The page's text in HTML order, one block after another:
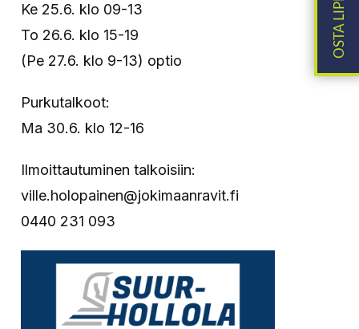
Ke 25.6. klo 09-13
To 26.6. klo 15-19
(Pe 27.6. klo 9-13) optio
Purkutalkoot:
Ma 30.6. klo 12-16
Ilmoittautuminen talkoisiin:
ville.holopainen@jokimaanravit.fi
0440 231 093